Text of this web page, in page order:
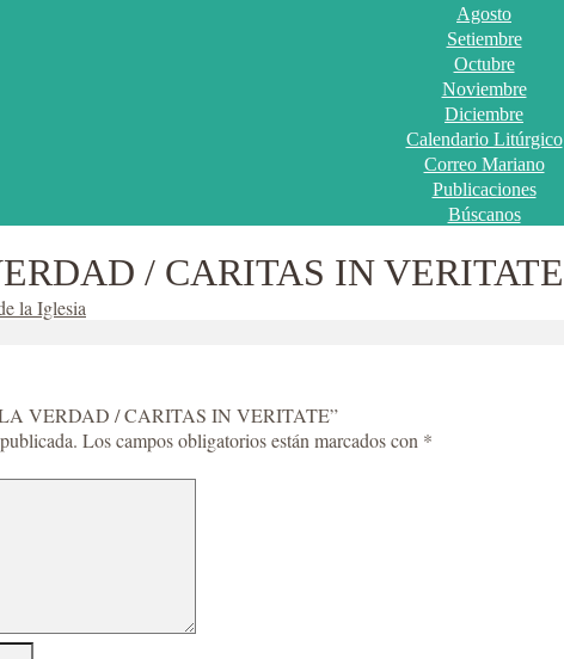
Agosto
Setiembre
Octubre
Noviembre
Diciembre
Calendario Litúrgico
Correo Mariano
Publicaciones
Búscanos
/ CARITAS IN VERITATE
la Iglesia
VERDAD / CARITAS IN VERITATE”
Los campos obligatorios están marcados con *